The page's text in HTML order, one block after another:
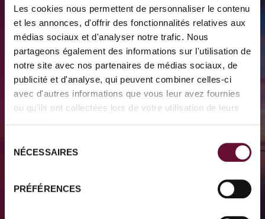
Les cookies nous permettent de personnaliser le contenu
et les annonces, d'offrir des fonctionnalités relatives aux
médias sociaux et d'analyser notre trafic. Nous
partageons également des informations sur l'utilisation de
notre site avec nos partenaires de médias sociaux, de
publicité et d'analyse, qui peuvent combiner celles-ci
avec d'autres informations que vous leur avez fournies
ou qu'ils ont collectées lors de votre utilisation de leurs
NÉCESSAIRES
PRÉFÉRENCES
Newsletter
Inspiration, Reisetipps und exklusive
Angebote – melden Sie sich für unseren
Newsletter an und entdecken Sie
EMAIL
HIERMIT ERTEILE ICH MEINE ZUSTIMMUNG, DASS EMILE WEBER
MEINE PERSONENBEZOGENEN DATEN IM ZUSAMMENHANG MIT